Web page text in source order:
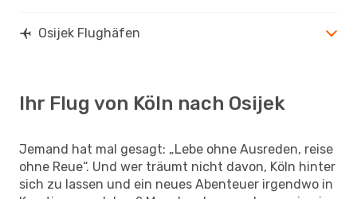
Osijek Flughäfen
Ihr Flug von Köln nach Osijek
Jemand hat mal gesagt: „Lebe ohne Ausreden, reise
ohne Reue“. Und wer träumt nicht davon, Köln hinter
sich zu lassen und ein neues Abenteuer irgendwo in